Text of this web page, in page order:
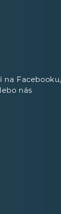
na Facebooku,
nás